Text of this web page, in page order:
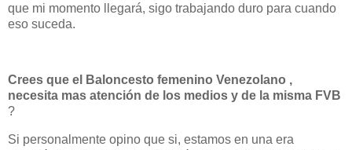
que mi momento llegará, sigo trabajando duro para cuando
eso suceda.
Crees que el Baloncesto femenino Venezolano ,
necesita mas atención de los medios y de la misma FVB
?
Si personalmente opino que si, estamos en una era